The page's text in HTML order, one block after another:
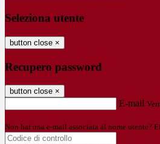
Seleziona utente
button close ×
Recupero password
button close ×
E-mail
Non hai una e-mail associata al nome utente?